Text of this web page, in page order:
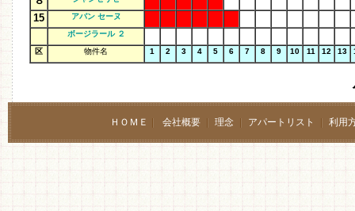
15
アバン セーヌ
ボージラール ２
区
物件名 1 2 3 4 5 6 7 8 9 10 11 12 13
ＨＯＭＥ 会社概要 理念 アパートリスト 利用